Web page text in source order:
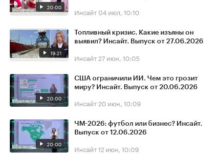
20:00 Инсайт 04 июл, 10:10
19:21
Топливный кризис. Какие изъяны он
выявил? Инсайт. Выпуск от 27.06.2026
Инсайт 27 июн, 10:05
20:00
США ограничили ИИ. Чем это грозит
миру? Инсайт. Выпуск от 20.06.2026
Инсайт 20 июн, 10:09
20:00
ЧМ-2026: футбол или бизнес? Инсайт.
Выпуск от 12.06.2026
Инсайт12 июн, 10:09